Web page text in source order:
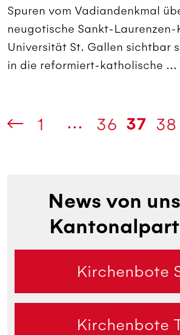
Spuren vom Vadiandenkmal
neugotische Sankt-Laurenzen-
Universität St. Gallen sichtbar
in die reformiert-katholische ...
1 ... 36 37 38
News von
Kirchenbote
Kirchenbote